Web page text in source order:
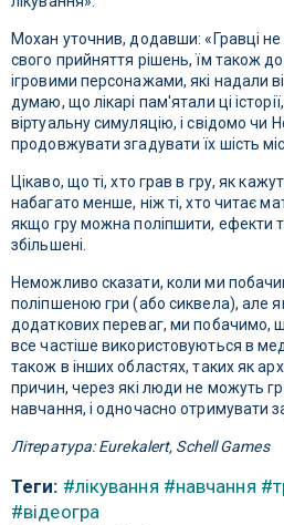
Мохан уточнив, додавши: «Гравці не
свого прийняття рішень, їм також
ігровими персонажами, які надали
думаю, що лікарі пам'ятали ці
віртуальну симуляцію, і свідомо чи
продовжувати згадувати їх шість
Цікаво, що ті, хто грав в гру, як
набагато менше, ніж ті, хто читає
якщо гру можна поліпшити, ефекти
збільшені.
Неможливо сказати, коли ми
поліпшеною гри (або сиквела), але
додаткових переваг, ми побачимо,
все частіше використовуються в
також в інших областях, таких як
причин, через які люди не можуть
навчання, і одночасно отримувати
Література: Eurekalert, Schell Games
Теги: #лікування #навчання
#відеогра